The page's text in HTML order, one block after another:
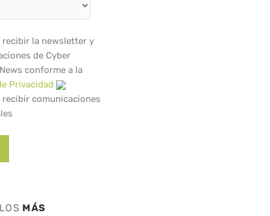
recibir la newsletter y
de Cyber
conforme a la
Privacidad
recibir comunicaciones
MÁS